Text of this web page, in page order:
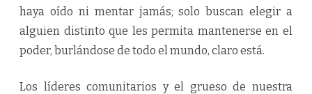
haya oído ni mentar jamás; solo buscan elegir a
alguien distinto que les permita mantenerse en el
poder, burlándose de todo el mundo, claro está.
Los líderes comunitarios y el grueso de nuestra